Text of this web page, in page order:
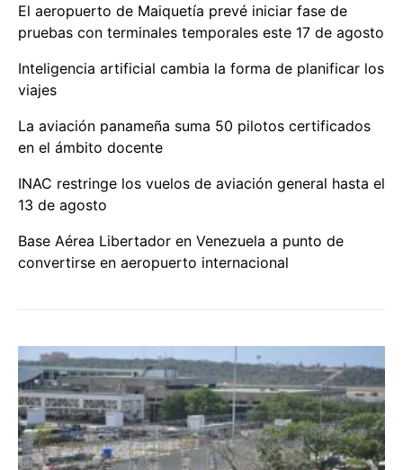
El aeropuerto de Maiquetía prevé iniciar fase de
pruebas con terminales temporales este 17 de agosto
Inteligencia artificial cambia la forma de planificar los
viajes
La aviación panameña suma 50 pilotos certificados
en el ámbito docente
INAC restringe los vuelos de aviación general hasta el
13 de agosto
Base Aérea Libertador en Venezuela a punto de
convertirse en aeropuerto internacional